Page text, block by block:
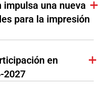
una nueva
para la impresión
en
2027